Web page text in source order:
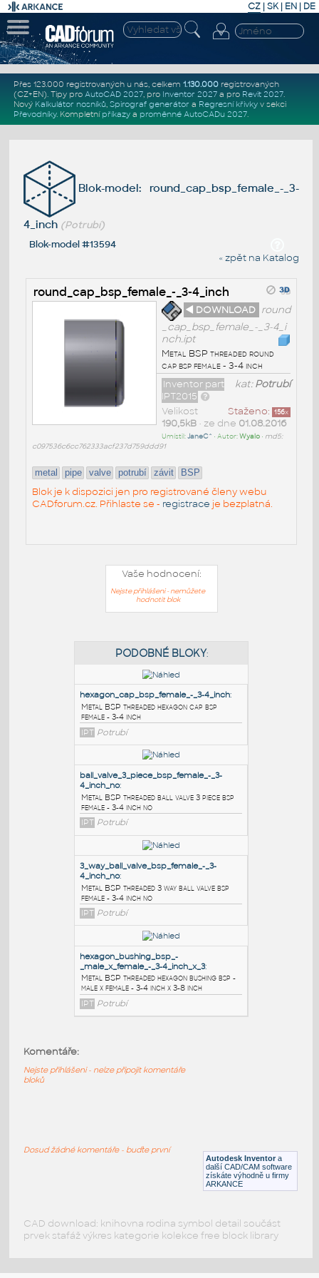
CZ | SK| EN | DE
Přes 123.000 registrovaných u nás, celkem 1.130.000registrovaných
(CZ+EN). Tipy pro AutoCAD 2027, pro Inventor 2027a pro Revit 2027.
Nový Kalkulátor nosníků, Spirograf generátor a Regresní křivkyv sekci
Převodníky. Kompletní příkazya proměnné AutoCADu 2027.
Blok-model: round_cap_bsp_female_-_3-
4_inch (Potrubí)
Blok-model #13594
« zpět na Katalog
round_cap_bsp_female_-_3-4_inch
◄ DOWNLOAD round
_cap_bsp_female_-_3-4_i
nch.ipt
Metal BSP threaded round
cap bsp female - 3-4 inch
kat:Potrubí
Inventor part
IPT2015
Staženo: 156x
Velikost
190,5kB• ze dne 01.08.2016
Umístil:JaneC^ • Autor:Wyalo• md5:
c097536c6cc762333acf237d759ddd91
metal pipe valve potrubí závit BSP
Blok je k dispozici jen pro registrované členy webu
CADforum.cz. Přihlaste se - registrace je bezplatná.
Vaše hodnocení:
Nejste přihlášeni - nemůžete
hodnotit blok
PODOBNÉ BLOKY
hexagon_cap_bsp_female_-_3-4_inch
female - 3-4 inch
IPT Potrubí
ball_valve_3_piece_bsp_female_-_3-
4_inch_no:
Metal BSP threaded ball valve 3 piece bsp
female - 3-4 inch no
IPT Potrubí
3_way_ball_valve_bsp_female_-_3-
IPT Potrubí
Metal BSP threaded hexagon bushing bsp -
male x female - 3-4 inch x 3-8 inchAutodesk Inventor a
další CAD/CAM software
získáte výhodně u firmy
ARKANCE
Komentáře:
Nejste přihlášeni - nelze připojit komentáře
bloků
Dosud žádné komentáře - buďte první
CAD download: knihovna rodina symbol detail součást
prvek stafáž výkres kategorie kolekce free block library